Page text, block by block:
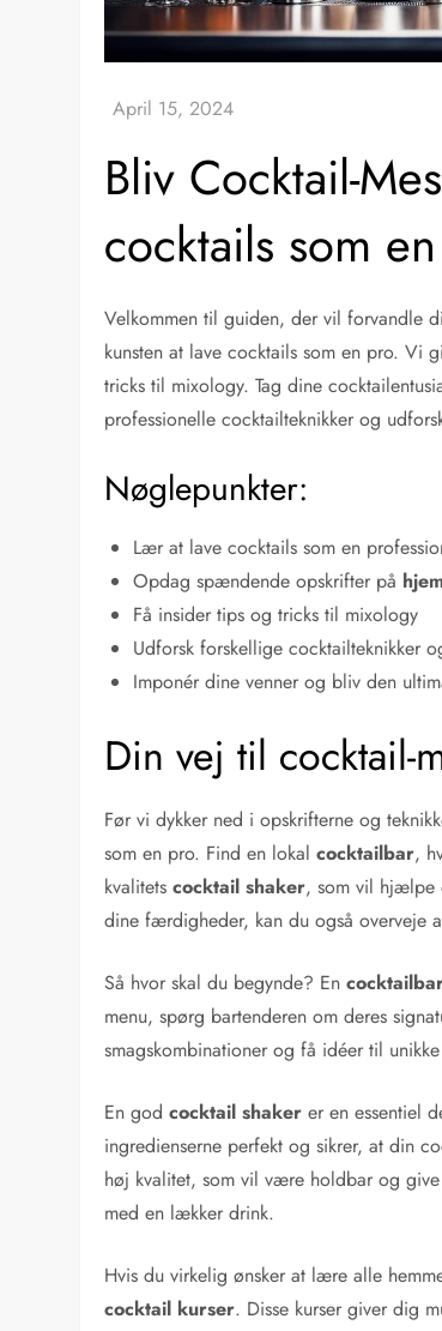
Bliv Cocktail-
cocktails som
Velkommen til guiden, der vil forvandle
kunsten at lave cocktails som en pro. Vi
tricks til mixology. Tag dine
professionelle cocktailteknikker og
Nøglepunkter:
Lær at lave cocktails som en
Opdag spændende opskrifter på
Få insider tips og tricks til mixology
Udforsk forskellige cocktailteknikker
Imponér dine venner og bliv den
Din vej til cocktail-
Før vi dykker ned i opskrifterne og
som en pro. Find en lokalcocktailbar,
kvalitetscocktail shaker, som vil hjælpe
dine færdigheder, kan du også overveje
Så hvor skal du begynde? En
menu, spørg bartenderen om deres
smagskombinationer og få idéer til
En godcocktail shaker er en essentiel
ingredienserne perfekt og sikrer, at din
høj kvalitet, som vil være holdbar og
med en lækker drink.
Hvis du virkelig ønsker at lære alle
cocktail kurser. Disse kurser giver dig